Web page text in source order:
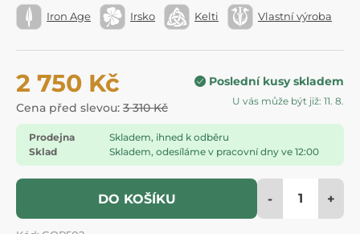
Iron Age Irsko Kelti Vlastní výroba
2 750 Kč
Cena před slevou: 3 310 Kč
Poslední kusy skladem
U vás může být již: 11. 8.
Prodejna
Skladem, ihned k odběru
Sklad
Skladem, odesíláme v pracovní dny ve 12:00
DO KOŠÍKU - +